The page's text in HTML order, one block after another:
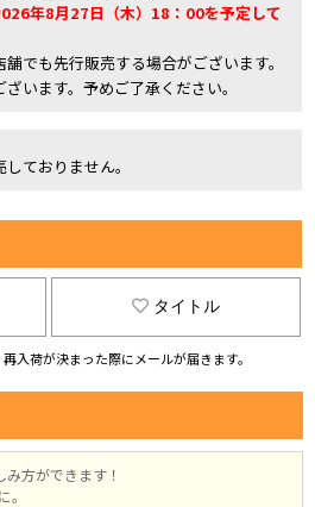
年8月27日（木）18：00を予定して
でも先行販売する場合がございます。
います。予めご了承ください。
ておりません。
タイトル
入荷が決まった際にメールが届きます。
方ができます！
。